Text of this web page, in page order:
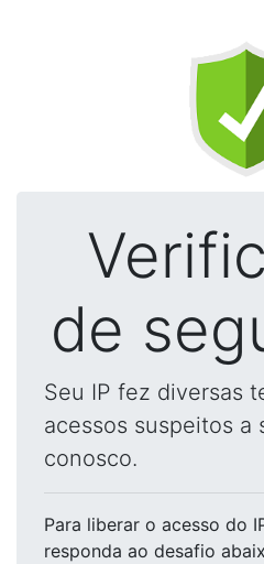
de
Seu IP fez diversas
acessos suspeitos a
conosco.
Para liberar o acesso do
responda ao desafio